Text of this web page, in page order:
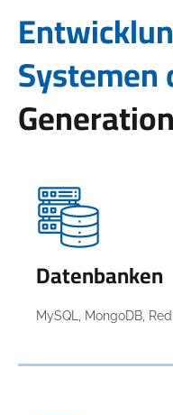
Systemen
Generation
Datenbanken
MySQL, MongoDB,